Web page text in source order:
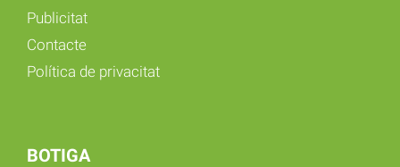
Publicitat
Contacte
Política de privacitat
BOTIGA